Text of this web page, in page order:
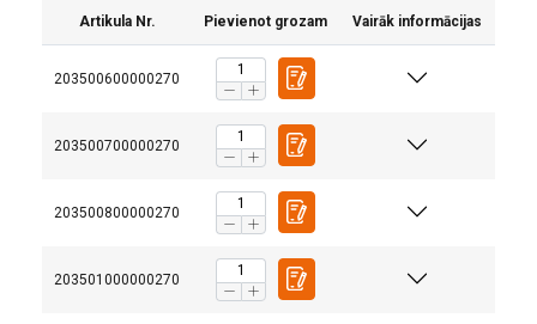
Artikula Nr. Pievienot grozam Vairāk informācijas
203500600000270
203500700000270
203500800000270
203501000000270